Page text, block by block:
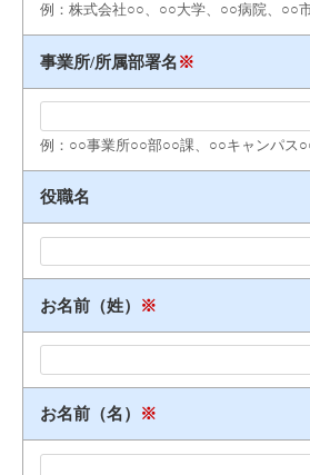
例：株式会社○○、○○大学、○○病院、○○
事業所/所属部署名※
例：○○事業所○○部○○課、○○キャンパス
役職名
お名前（姓） ※
お名前（名） ※